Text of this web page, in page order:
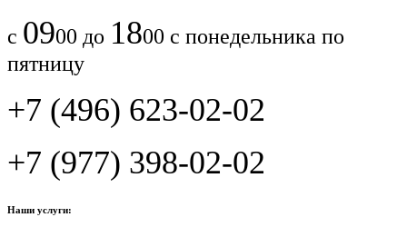
с 0900 до 1800 с понедельника по
пятницу
+7 (496) 623-02-02
+7 (977) 398-02-02
Наши услуги: